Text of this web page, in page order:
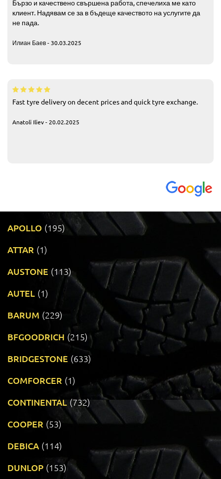
Бързо и качествено свършена работа, спечелиха ме като
клиент. Надявам се за в бъдеще качеството на услугите да
не пада.
Илиан Баев - 30.03.2025
Fast tyre delivery on decent prices and quick tyre exchange.
Anatoli Iliev - 20.02.2025
APOLLO (195)
ATTAR (1)
AUSTONE (113)
AUTEL (1)
BARUM (229)
BFGOODRICH (215)
BRIDGESTONE (633)
COMFORCER (1)
CONTINENTAL (732)
COOPER (53)
DEBICA (114)
DUNLOP (153)